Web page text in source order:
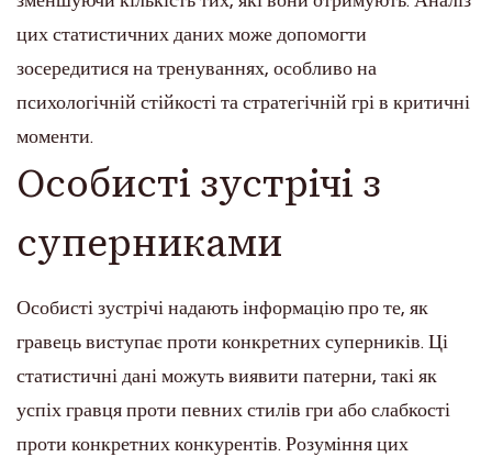
цих статистичних даних може допомогти
зосередитися на тренуваннях, особливо на
психологічній стійкості та стратегічній грі в критичні
моменти.
Особисті зустрічі з
суперниками
Особисті зустрічі надають інформацію про те, як
гравець виступає проти конкретних суперників. Ці
статистичні дані можуть виявити патерни, такі як
успіх гравця проти певних стилів гри або слабкості
проти конкретних конкурентів. Розуміння цих